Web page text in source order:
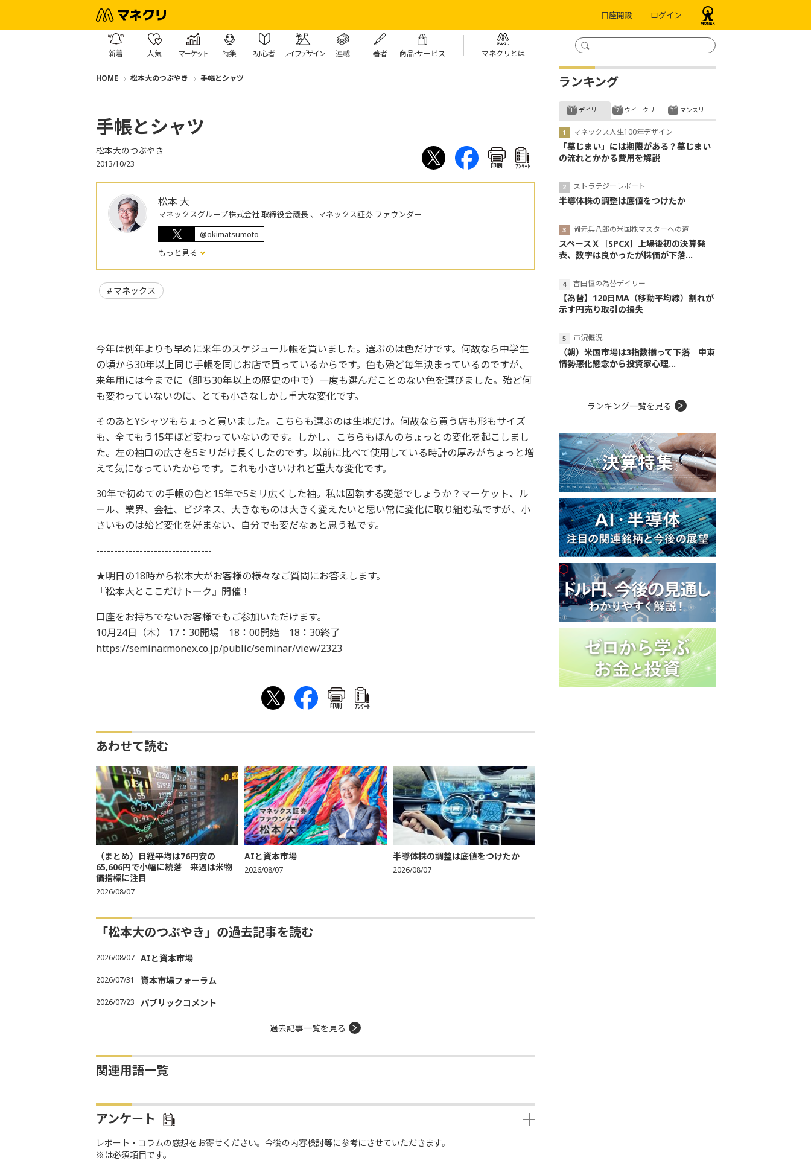
口座開設 ログイン
新着 人気 マーケット 特集 初心者 ライフデザイン 連載 著者 商品・サービス マネクリとは
HOME 松本大のつぶやき 手帳とシャツ
手帳とシャツ
松本大のつぶやき
2013/10/23 印刷 ｱﾝｹｰﾄ
松本 大
マネックスグループ株式会社 取締役会議長 、マネックス証券 ファウンダー
@okimatsumoto
もっと見る
マネックス
今年は例年よりも早めに来年のスケジュール帳を買いました。選ぶのは色だけです。何故なら中学生
の頃から30年以上同じ手帳を同じお店で買っているからです。色も殆ど毎年決まっているのですが、
来年用には今までに（即ち30年以上の歴史の中で）一度も選んだことのない色を選びました。殆ど何
も変わっていないのに、とても小さなしかし重大な変化です。
そのあとYシャツもちょっと買いました。こちらも選ぶのは生地だけ。何故なら買う店も形もサイズ
も、全てもう15年ほど変わっていないのです。しかし、こちらもほんのちょっとの変化を起こしまし
た。左の袖口の広さを5ミリだけ長くしたのです。以前に比べて使用している時計の厚みがちょっと増
えて気になっていたからです。これも小さいけれど重大な変化です。
30年で初めての手帳の色と15年で5ミリ広くした袖。私は固執する変態でしょうか？マーケット、ル
ール、業界、会社、ビジネス、大きなものは大きく変えたいと思い常に変化に取り組む私ですが、小
さいものは殆ど変化を好まない、自分でも変だなぁと思う私です。
--------------------------------
★明日の18時から松本大がお客様の様々なご質問にお答えします。
『松本大とここだけトーク』開催！
口座をお持ちでないお客様でもご参加いただけます。
10月24日（木） 17：30開場 18：00開始 18：30終了
https://seminar.monex.co.jp/public/seminar/view/2323
印刷 ｱﾝｹｰﾄ
あわせて読む
（まとめ）日経平均は76円安の
65,606円で小幅に続落 来週は米物
価指標に注目
2026/08/07
AIと資本市場
2026/08/07
半導体株の調整は底値をつけたか
2026/08/07
「松本大のつぶやき」の過去記事を読む
2026/08/07 AIと資本市場
2026/07/31 資本市場フォーラム
2026/07/23 パブリックコメント
過去記事一覧を見る
関連用語一覧
アンケート
レポート・コラムの感想をお寄せください。今後の内容検討等に参考にさせていただきます。
※は必須項目です。
ランキング
デイリー
マネックス人生100年デザイン
「墓じまい」には期限がある？墓じまい
の流れとかかる費用を解説
ストラテジーレポート
半導体株の調整は底値をつけたか
岡元兵八郎の米国株マスターへの道
スペースＸ［SPCX］上場後初の決算発
表、数字は良かったが株価が下落...
吉田恒の為替デイリー
【為替】120日MA（移動平均線）割れが
示す円売り取引の損失
市況概況
（朝）米国市場は3指数揃って下落 中東
情勢悪化懸念から投資家心理...
ウイークリー マンスリー
ランキング一覧を見る